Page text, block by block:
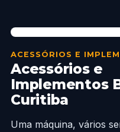
ACESSÓRIOS E
Acessórios e
Implementos
Curitiba
Uma máquina, vários